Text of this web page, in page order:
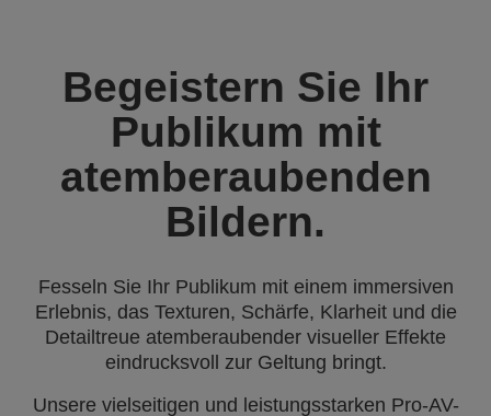
Begeistern Sie Ihr
Publikum mit
atemberaubenden
Bildern.
Fesseln Sie Ihr Publikum mit einem immersiven
Erlebnis, das Texturen, Schärfe, Klarheit und die
Detailtreue atemberaubender visueller Effekte
eindrucksvoll zur Geltung bringt.
Unsere vielseitigen und leistungsstarken Pro-AV-